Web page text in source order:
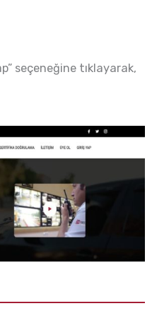
seçeneğine tıklayarak,